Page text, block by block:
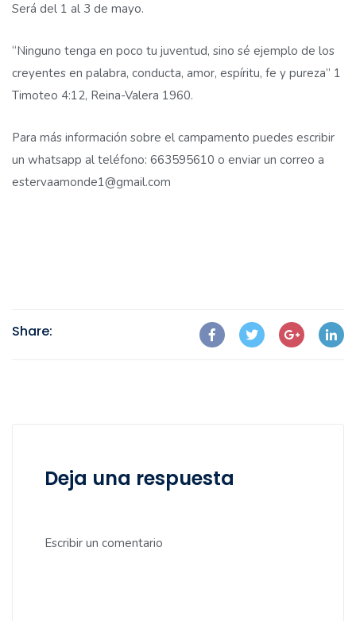
Será del 1 al 3 de mayo.
“Ninguno tenga en poco tu juventud, sino sé ejemplo de los
creyentes en palabra, conducta, amor, espíritu, fe y pureza” 1
Timoteo 4:12, Reina-Valera 1960.
Para más información sobre el campamento puedes escribir
un whatsapp al teléfono: 663595610 o enviar un correo a
estervaamonde1@gmail.com
Share:
Deja una respuesta
Escribir un comentario